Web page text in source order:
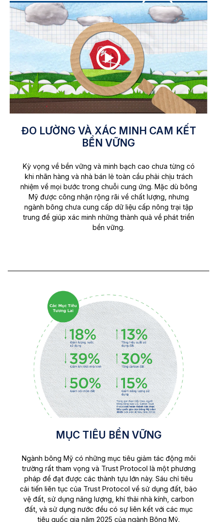
ĐO LƯỜNG VÀ XÁC MINH CAM KẾT
BỀN VỮNG
Kỳ vọng về bền vững và minh bạch cao chưa từng có
khi nhãn hàng và nhà bán lẻ toàn cầu phải chịu trách
nhiệm về mọi bước trong chuỗi cung ứng. Mặc dù bông
Mỹ được công nhận rộng rãi về chất lượng, nhưng
ngành bông chưa cung cấp dữ liệu cấp nông trại tập
trung để giúp xác minh những thành quả về phát triển
bền vững.
MỤC TIÊU BỀN VỮNG
Ngành bông Mỹ có những mục tiêu giảm tác động môi
trường rất tham vọng và Trust Protocol là một phương
pháp để đạt được các thành tựu lớn này. Sáu chỉ tiêu
cải tiến liên tục của Trust Protocol về sử dụng đất, bảo
vệ đất, sử dụng năng lượng, khí thải nhà kính, carbon
đất, và sử dụng nước đều có sự liên kết với các mục
tiêu quốc gia năm 2025 của ngành Bông Mỹ.